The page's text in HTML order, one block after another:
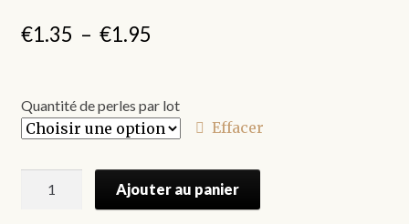
€1.35 – €1.95
prix :
€1.35
€1.95
Quantité de perles par lot
Effacer
Ajouter au panier